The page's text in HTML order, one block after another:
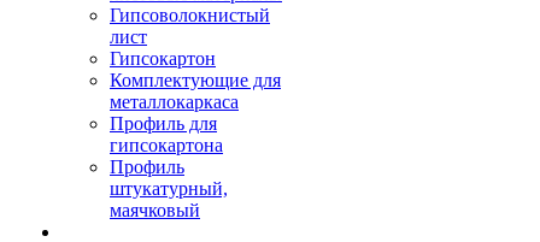
Гипсоволокнистый
лист
Гипсокартон
Комплектующие для
металлокаркаса
Профиль для
гипсокартона
Профиль
штукатурный,
маячковый